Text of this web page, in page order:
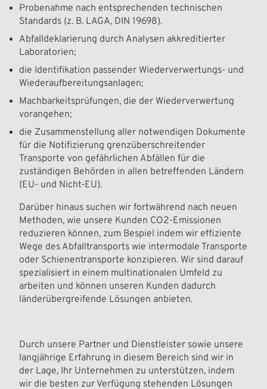
Probenahme nach entsprechenden technischen
Standards (z. B. LAGA, DIN 19698).
Abfalldeklarierung durch Analysen akkreditierter
Laboratorien;
die Identifikation passender Wiederverwertungs- und
Wiederaufbereitungsanlagen;
Machbarkeitsprüfungen, die der Wiederverwertung
vorangehen;
die Zusammenstellung aller notwendigen Dokumente
für die Notifizierung grenzüberschreitender
Transporte von gefährlichen Abfällen für die
zuständigen Behörden in allen betreffenden Ländern
(EU- und Nicht-EU).
Darüber hinaus suchen wir fortwährend nach neuen
Methoden, wie unsere Kunden CO2-Emissionen
reduzieren können, zum Bespiel indem wir effiziente
Wege des Abfalltransports wie intermodale Transporte
oder Schienentransporte konzipieren. Wir sind darauf
spezialisiert in einem multinationalen Umfeld zu
arbeiten und können unseren Kunden dadurch
länderübergreifende Lösungen anbieten.
Durch unsere Partner und Dienstleister sowie unsere
langjährige Erfahrung in diesem Bereich sind wir in
der Lage, Ihr Unternehmen zu unterstützen, indem
wir die besten zur Verfügung stehenden Lösungen